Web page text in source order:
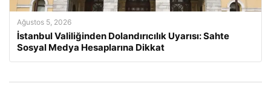
Ağustos 5, 2026
İstanbul Valiliğinden Dolandırıcılık Uyarısı: Sahte
Sosyal Medya Hesaplarına Dikkat